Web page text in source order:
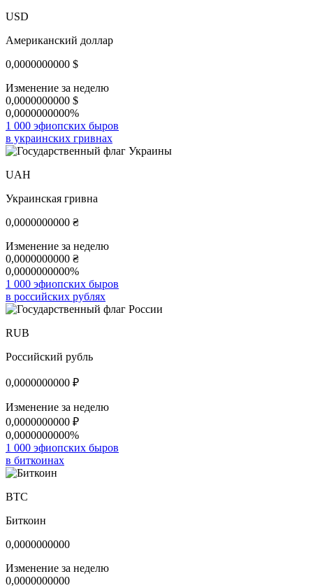
USD
Американский доллар
0,0000000000 $
Изменение за неделю
0,0000000000 $
0,0000000000%
1 000 эфиопских быров
в украинских гривнах
UAH
Украинская гривна
0,0000000000 ₴
Изменение за неделю
0,0000000000 ₴
0,0000000000%
1 000 эфиопских быров
в российских рублях
RUB
Российский рубль
0,0000000000 ₽
Изменение за неделю
0,0000000000 ₽
0,0000000000%
1 000 эфиопских быров
в биткоинах
BTC
Биткоин
0,0000000000
Изменение за неделю
0,0000000000